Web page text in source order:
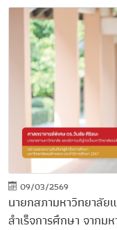
09/03/2569
นายกสภามหาวิทยาลั
สำเร็จการศึกษา จากม